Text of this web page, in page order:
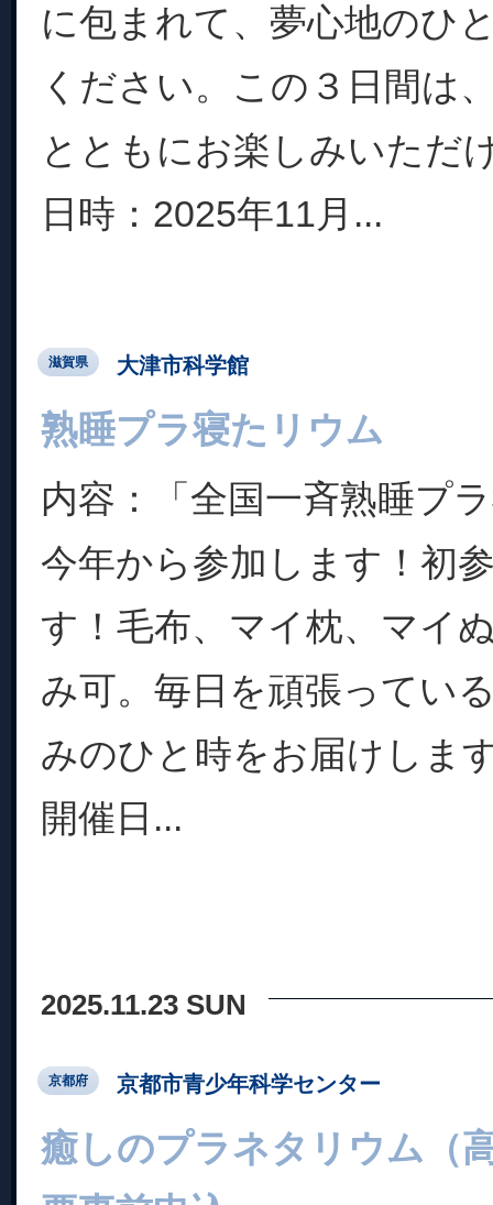
に包まれて、夢心地のひ
ください。この３日間は
とともにお楽しみいただ
日時：2025年11月...
滋賀県 大津市科学館
熟睡プラ寝たリウム
内容：「全国一斉熟睡プ
今年から参加します！初
す！毛布、マイ枕、マイ
み可。毎日を頑張ってい
みのひと時をお届けしま
開催日...
2025.11.23 SUN
京都府 京都市青少年科学センター
癒しのプラネタリウム